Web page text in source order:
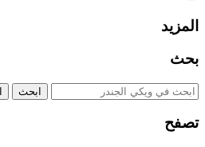
المزيد
بحث
تصفح